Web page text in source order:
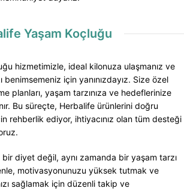
Yaşam Koçluğu
hizmetimizle, ideal kilonuza ulaşmanız ve
benimsemeniz için yanınızdayız. Size özel
planları, yaşam tarzınıza ve hedeflerinize
Bu süreçte, Herbalife ürünlerini doğru
rehberlik ediyor, ihtiyacınız olan tüm desteği
diyet değil, aynı zamanda bir yaşam tarzı
motivasyonunuzu yüksek tutmak ve
sağlamak için düzenli takip ve